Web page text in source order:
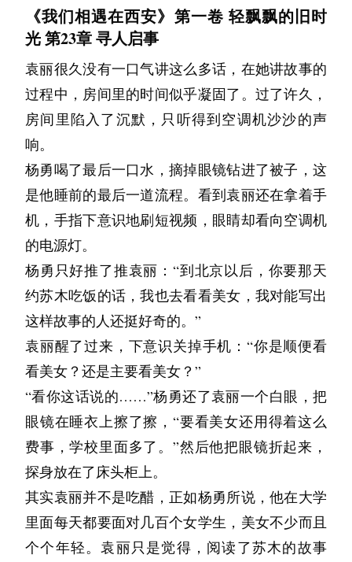
"她走的那天偷偷给我叫过去，嘱托我以后多照
顾照顾你，你一个人出来这么远不容易，要你按
时吃饭，少喝酒，赚到钱就花，别苦了自己。"
李奶说完低头扒饭，筷子扒拉得很响。
我没接话，慢慢把碗里的饭吃完了。排骨有点
咸，但她做的永远是这个味道——和阿然说的一
样，比外面馆子好。
我还问过朋友，问他想不想阿然。“想啊，当然
想啊，这么多年过去了，我发呆的时候偶尔还会
想起她，想起我们那些没心没肺的日子。但是，
因为有你在，所以我才没说出来。”
我一脸错愕。“这是什么意思？我......我一直和平
时一样，该干嘛干嘛，该吃吃，该喝喝，该上班
上班。”
“因为你已经离不开她了吧。我想你的思念，早
就深入了你的灵魂。你是那个最想让她留下来的
人。”
我发出了如同新生婴儿般却是大人的啼哭，这么
多年压抑在心底的，被成功命名为“思念”的情感
一时崩涌而出，夹杂在夜晚江堤的咸风中，直至
历史？”
“和杨勇的现在，是现实还是随时会被纠正的错
误？”
苏木看着两个孩子爬了两圈滑梯，动作变得熟练
起来，重新回到了单杠旁，歪着头看着孩子们
说：“这个滑梯还是我小时候玩过的，梯子有点
陡，以现在的标准来看很不安全，可是那时候怎
么就没有一个家长在乎。”
“你说，如果你们不写那封信，我是不是会……”
袁丽犹豫着该如何表达，但眼前跳动着的杨均一
的身影，让她对这个念头想都不敢想。如果真的
有“原来的历史”，那么她的杨均一难道是凭空产
生？难道她生产时的痛、哺乳时的爱、以及眼前
的天真活泼，都是可以被纠正，可以凭空消失的
虚幻？
苏木回头看了袁丽一眼，眼神温柔，带着同情和
怜悯：“你想说，你会不会遇上别人，比如那个
什么师兄，然后过上了另一种生活……”苏木的
目光顺着袁丽的眼神转向了两个孩子，如同女巫
般说出了袁丽的恐惧：“也许你能接受有一天，
历史被修改，身边的丈夫换成了另一个人，但你
一定无法接受，孩子也变成了另一个。”
嘎嘣地嚼了起来，一时间两个人都没说话。
“对了，最近有新的碎片吗？”苏木心情不佳，只
是一片一片地吃，并不影响说话。
池杉点了点头，努力地做出几个吞咽动作，然后
才开口说：“从放假到现在就只有一个，而且意
义不大，是我上小学时候的事情。我奶奶一直说
我五六年没回村，回去还能找得到路，真是骨子
里的记忆。现在我知道了，其实并不是，而是那
个我比实际年龄大得多，会看路标会看地址。”
说完，池杉自己低下头笑了出来。
“如果……如果……你再有机会到1992年5月份之
前，能不能……”说到这里苏木突然卡住了，这
个萦绕在心头几天了的念头，说出来时才发现是
那么简陋和不可行。
“1992年5月份之前？”池杉惊讶地抬起头，看了
看苏木，似乎只用了一秒钟就明白了苏木的动
机。
“我们都是普通人！”池杉抬起头，看向远处的初
中部教学楼，同样L型的建筑，同样的格局，同
样有几个学生趴在栏杆上向这边张望。
“先不说碎片的时间和长度都是随机的，就算是
合适的时间，足够的长度，我们都是普通人！”
但池杉呢？想救个人都得跟门卫斗智斗勇，这才
叫真实！”
杨勇在袁丽的手机上指指点点，差点打翻小桌板
上的矿泉水，而且那瓶矿泉水还没有盖子。
袁丽猛地调直座椅，恍惚看见自己面前的屏幕正
在播放《狂飙》。高启强的金丝眼镜在暗处泛着
冷光，像极了当年校门口勒索饭钱的痞子头目。
难道刚才自己在看这个？这就能解释自己的胡思
乱想了。可是，为什么自己对怎么选视频的过程
一点印象都没有，好像完全丢失了这段记忆。
杨勇把他的小枕头递给袁丽，让她靠的更舒服一
点，然后继续兴奋地说：“如果我是这个小说里
的池杉，穿越的时间窗口随机，时间也不长，不
管是向前穿还是向后穿，能做的事情，能学习的
未来知识，都挺有限。”
“要是我就多囤房！”杨勇从袁丽手里接过她卸下
的颈枕，打开气阀双手用力挤压放气，“08年抄
底陆家嘴，15年杀入雄安……再抄几次股票大
底，也就这样了。普通人这个能力，穿越了也就
是个运气比较好的普通人。”
“既然房子股票赚了钱，是不是也换个老婆？您
那初恋叫……什么来着？穿的确良裙子，跳《路
《我们相遇在西安》第一卷 轻飘飘的旧时
光 第23章 寻人启事
袁丽很久没有一口气讲这么多话，在她讲故事的
过程中，房间里的时间似乎凝固了。过了许久，
房间里陷入了沉默，只听得到空调机沙沙的声
响。
杨勇喝了最后一口水，摘掉眼镜钻进了被子，这
是他睡前的最后一道流程。看到袁丽还在拿着手
机，手指下意识地刷短视频，眼睛却看向空调机
的电源灯。
杨勇只好推了推袁丽：“到北京以后，你要那天
约苏木吃饭的话，我也去看看美女，我对能写出
这样故事的人还挺好奇的。”
袁丽醒了过来，下意识关掉手机：“你是顺便看
看美女？还是主要看美女？”
“看你这话说的……”杨勇还了袁丽一个白眼，把
眼镜在睡衣上擦了擦，“要看美女还用得着这么
费事，学校里面多了。”然后他把眼镜折起来，
探身放在了床头柜上。
其实袁丽并不是吃醋，正如杨勇所说，他在大学
里面每天都要面对几百个女学生，美女不少而且
个个年轻。袁丽只是觉得，阅读了苏木的故事